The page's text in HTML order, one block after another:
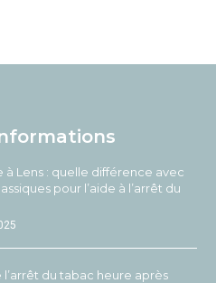
à Lens : quelle différence avec
pour l’aide à l’arrêt du
l’arrêt du tabac heure après